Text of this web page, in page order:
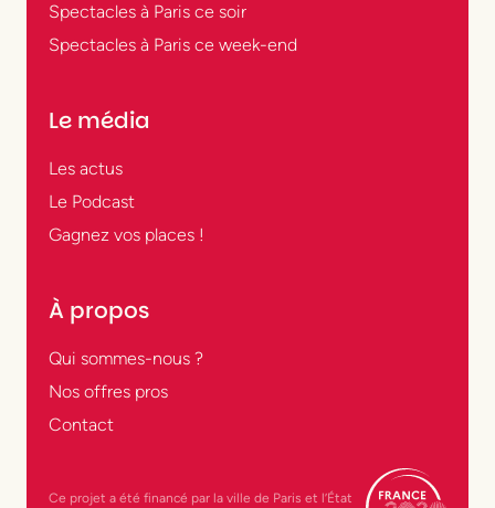
Spectacles à Paris ce soir
Spectacles à Paris ce week-end
Le média
Les actus
Le Podcast
Gagnez vos places !
À propos
Qui sommes-nous ?
Nos offres pros
Contact
Ce projet a été financé par la ville de Paris et l’État